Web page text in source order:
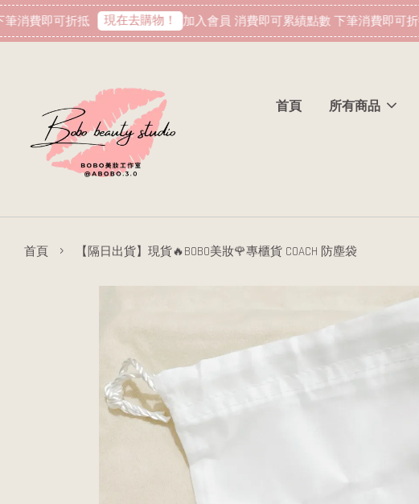
費即可折抵 現在去購物！ 加入會員 消費即可累績點數 下筆消費即可折抵
首頁 所有商品
首頁 › 【隔日出貨】現貨🔥BOBO美妝🌹專櫃貨 COACH 防塵袋